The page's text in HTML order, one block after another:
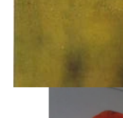
Chomiki